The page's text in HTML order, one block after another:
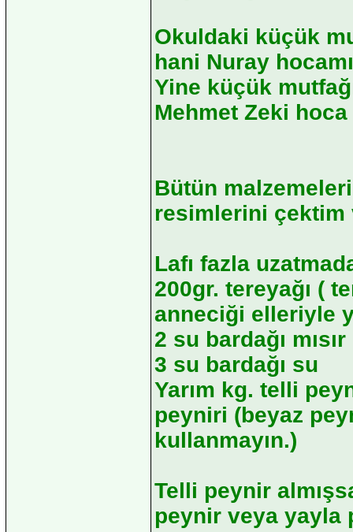
Okuldaki küçük
hani Nuray
Yine küçük
Mehmet Zeki
Bütün
resimlerini çektim
Lafı fazla
200gr. tereyağı (
anneciği elleriyle
2 su bardağı
3 su bardağı su
Yarım kg. telli
peyniri (beyaz
kullanmayın.)
Telli peynir
peynir veya yayla